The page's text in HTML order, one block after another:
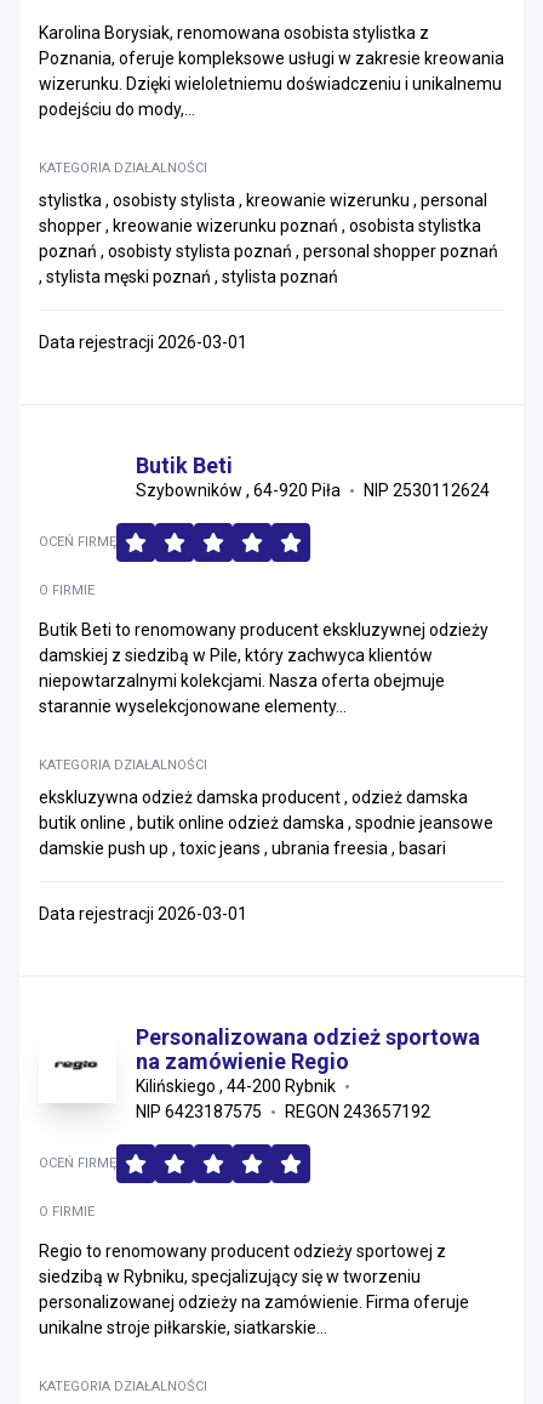
Karolina Borysiak, renomowana osobista stylistka z
Poznania, oferuje kompleksowe usługi w zakresie kreowania
wizerunku. Dzięki wieloletniemu doświadczeniu i unikalnemu
podejściu do mody,...
KATEGORIA DZIAŁALNOŚCI
stylistka , osobisty stylista , kreowanie wizerunku , personal
shopper , kreowanie wizerunku poznań , osobista stylistka
poznań , osobisty stylista poznań , personal shopper poznań
, stylista męski poznań , stylista poznań
Data rejestracji 2026-03-01
Butik Beti
Szybowników , 64-920 Piła NIP 2530112624
O FIRMIE
Butik Beti to renomowany producent ekskluzywnej odzieży
damskiej z siedzibą w Pile, który zachwyca klientów
niepowtarzalnymi kolekcjami. Nasza oferta obejmuje
starannie wyselekcjonowane elementy...
KATEGORIA DZIAŁALNOŚCI
ekskluzywna odzież damska producent , odzież damska
butik online , butik online odzież damska , spodnie jeansowe
damskie push up , toxic jeans , ubrania freesia , basari
OCEŃ FIRMĘ
Data rejestracji 2026-03-01
Personalizowana odzież sportowa
na zamówienie Regio
Kilińskiego , 44-200 Rybnik
NIP 6423187575
REGON 243657192
O FIRMIE
Regio to renomowany producent odzieży sportowej z
siedzibą w Rybniku, specjalizujący się w tworzeniu
personalizowanej odzieży na zamówienie. Firma oferuje
unikalne stroje piłkarskie, siatkarskie...
KATEGORIA DZIAŁALNOŚCI
OCEŃ FIRMĘ